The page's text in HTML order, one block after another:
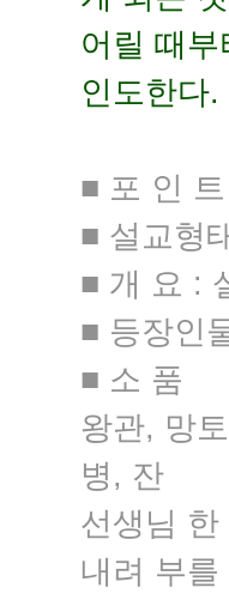
어릴 때
인도한다.
■ 포 인
■ 설교형
■ 개 요 :
■ 등장인
■ 소 품
왕관, 망
병, 잔
선생님
내려 부